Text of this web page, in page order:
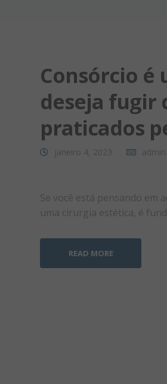
Consórcio é
deseja fugir
praticados
janeiro 4, 2023 admin
Se você está pensando em
uma cirurgia estética, é
READ MORE